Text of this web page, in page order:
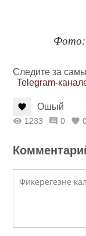
Фото:
Следите за
Telegram-
Ошый
1233 0